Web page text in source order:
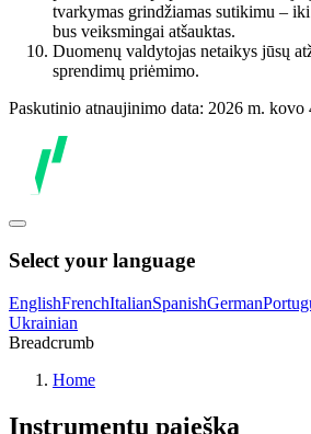
tvarkymas grindžiamas sutikimu –
bus veiksmingai atšauktas.
Duomenų valdytojas netaikys jūsų
sprendimų priėmimo.
Paskutinio atnaujinimo data: 2026 m. kovo
Select your language
EnglishFrenchItalianSpanishGerman
Ukrainian
Breadcrumb
Home
Instrumentų paieška